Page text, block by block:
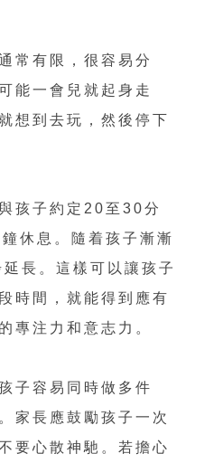
常有限，很容易分
能一會兒就起身走
想到去玩，然後停下
孩子約定20至30分
休息。隨着孩子漸漸
長。這樣可以讓孩子
時間，就能得到應有
專注力和意志力。
子容易同時做多件
家長應鼓勵孩子一次
要心散神馳。若擔心